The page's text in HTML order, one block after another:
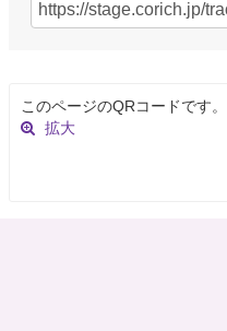
このページのQRコードです。
拡大